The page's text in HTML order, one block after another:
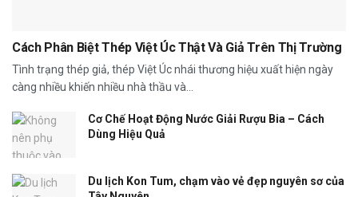
Cách Phân Biệt Thép Việt Úc Thật Và Giả Trên Thị Trường
Tình trạng thép giả, thép Việt Úc nhái thương hiệu xuất hiện ngày
càng nhiều khiến nhiều nhà thầu và...
Cơ Chế Hoạt Động Nước Giải Rượu Bia – Cách
Dùng Hiệu Quả
Du lịch Kon Tum, chạm vào vẻ đẹp nguyên sơ của